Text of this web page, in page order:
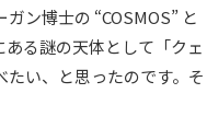
ン博士の “COSMOS” と
る謎の天体として「クェ
い、と思ったのです。そ